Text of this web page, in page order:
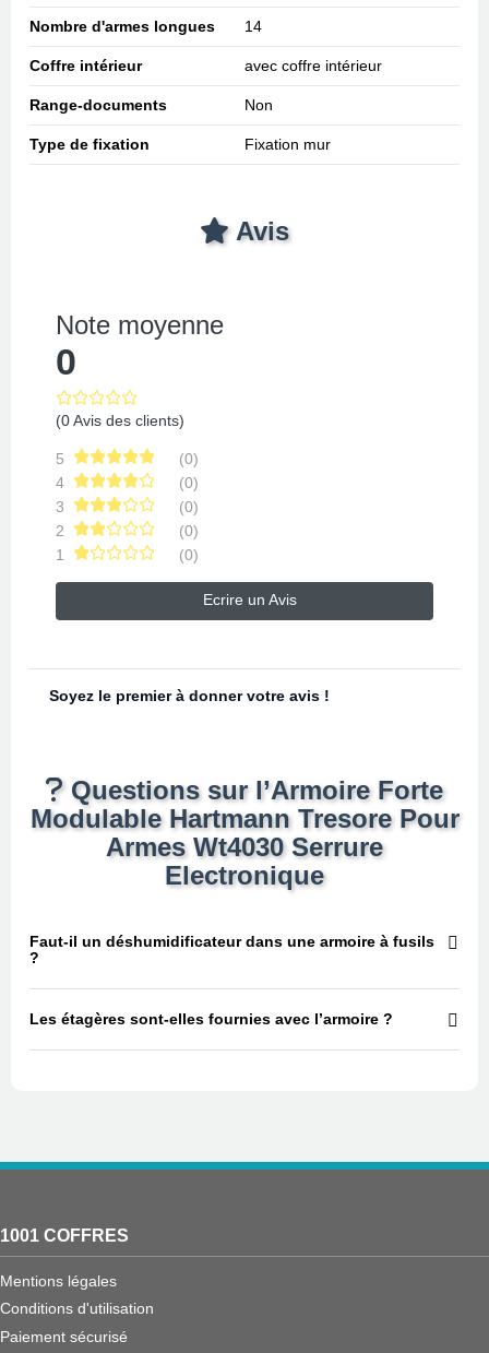
Nombre d'armes longues 14
Coffre intérieur avec coffre intérieur
Range-documents Non
Type de fixation Fixation mur
Avis
Note moyenne
0
(0 Avis des clients)
5
(0)
4
(0)
3
(0)
2
(0)
1
(0)
Ecrire un Avis
Soyez le premier à donner votre avis !
Questions sur l’Armoire Forte
Modulable Hartmann Tresore Pour
Armes Wt4030 Serrure
Electronique
Faut-il un déshumidificateur dans une armoire à fusils
?
Les étagères sont-elles fournies avec l’armoire ?
1001 COFFRES
Mentions légales
Conditions d'utilisation
Paiement sécurisé